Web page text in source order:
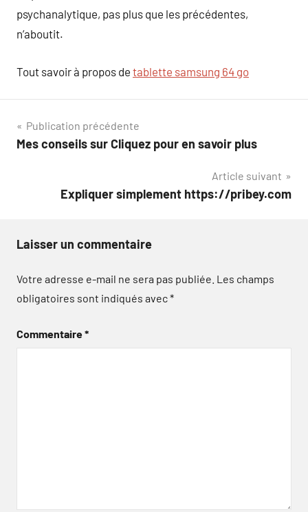
psychanalytique, pas plus que les précédentes,
n’aboutit.
Tout savoir à propos de tablette samsung 64 go
Navigation
de
Publication précédente
Mes conseils sur Cliquez pour en savoir plus
Article suivant
Expliquer simplement https://pribey.com
Laisser un commentaire
Votre adresse e-mail ne sera pas publiée. Les champs
obligatoires sont indiqués avec*
Commentaire*